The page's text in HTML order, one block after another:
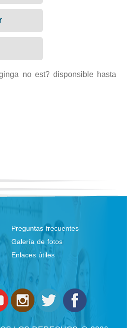
no est? disponsible hasta
Preguntas frecuentes
Galería de fotos
Enlaces útiles